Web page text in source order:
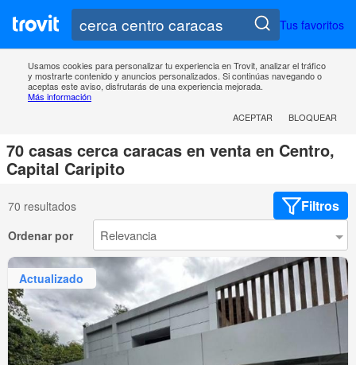
Tus favoritos
Usamos cookies para personalizar tu experiencia en Trovit, analizar el tráfico
y mostrarte contenido y anuncios personalizados. Si continúas navegando o
aceptas este aviso, disfrutarás de una experiencia mejorada.
Más información
ACEPTAR
BLOQUEAR
70 casas cerca caracas en venta en Centro,
Capital Caripito
70 resultados Filtros
Ordenar por
Actualizado